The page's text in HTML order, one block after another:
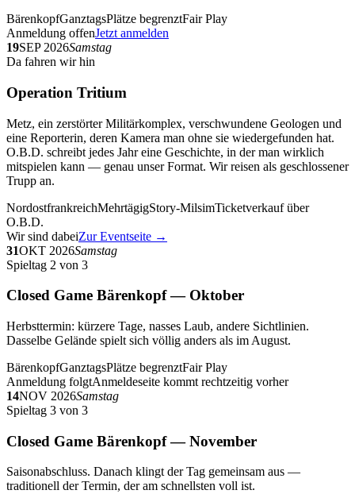
BärenkopfGanztagsPlätze begrenztFair Play
Anmeldung offenJetzt anmelden
19SEP 2026Samstag
Da fahren wir hin
Operation Tritium
Metz, ein zerstörter Militärkomplex, verschwundene Geologen und
eine Reporterin, deren Kamera man ohne sie wiedergefunden hat.
O.B.D. schreibt jedes Jahr eine Geschichte, in der man wirklich
mitspielen kann — genau unser Format. Wir reisen als geschlossener
Trupp an.
NordostfrankreichMehrtägigStory-MilsimTicketverkauf über
O.B.D.
Wir sind dabeiZur Eventseite →
31OKT 2026Samstag
Spieltag 2 von 3
Closed Game Bärenkopf — Oktober
Herbsttermin: kürzere Tage, nasses Laub, andere Sichtlinien.
Dasselbe Gelände spielt sich völlig anders als im August.
BärenkopfGanztagsPlätze begrenztFair Play
Anmeldung folgtAnmeldeseite kommt rechtzeitig vorher
14NOV 2026Samstag
Spieltag 3 von 3
Closed Game Bärenkopf — November
Saisonabschluss. Danach klingt der Tag gemeinsam aus —
traditionell der Termin, der am schnellsten voll ist.